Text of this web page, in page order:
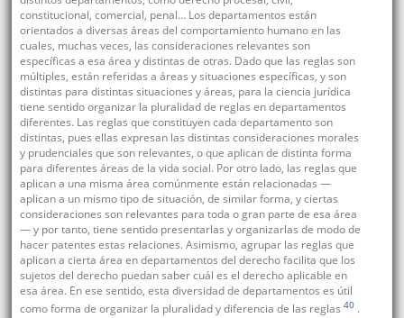
constitucional, comercial, penal… Los departamentos están
orientados a diversas áreas del comportamiento humano en las
cuales, muchas veces, las consideraciones relevantes son
específicas a esa área y distintas de otras. Dado que las reglas son
múltiples, están referidas a áreas y situaciones específicas, y son
distintas para distintas situaciones y áreas, para la ciencia jurídica
tiene sentido organizar la pluralidad de reglas en departamentos
diferentes. Las reglas que constituyen cada departamento son
distintas, pues ellas expresan las distintas consideraciones morales
y prudenciales que son relevantes, o que aplican de distinta forma
para diferentes áreas de la vida social. Por otro lado, las reglas que
aplican a una misma área comúnmente están relacionadas —
aplican a un mismo tipo de situación, de similar forma, y ciertas
consideraciones son relevantes para toda o gran parte de esa área
— y por tanto, tiene sentido presentarlas y organizarlas de modo de
hacer patentes estas relaciones. Asimismo, agrupar las reglas que
aplican a cierta área en departamentos del derecho facilita que los
sujetos del derecho puedan saber cuál es el derecho aplicable en
esa área. En ese sentido, esta diversidad de departamentos es útil
como forma de organizar la pluralidad y diferencia de las reglas 40 .